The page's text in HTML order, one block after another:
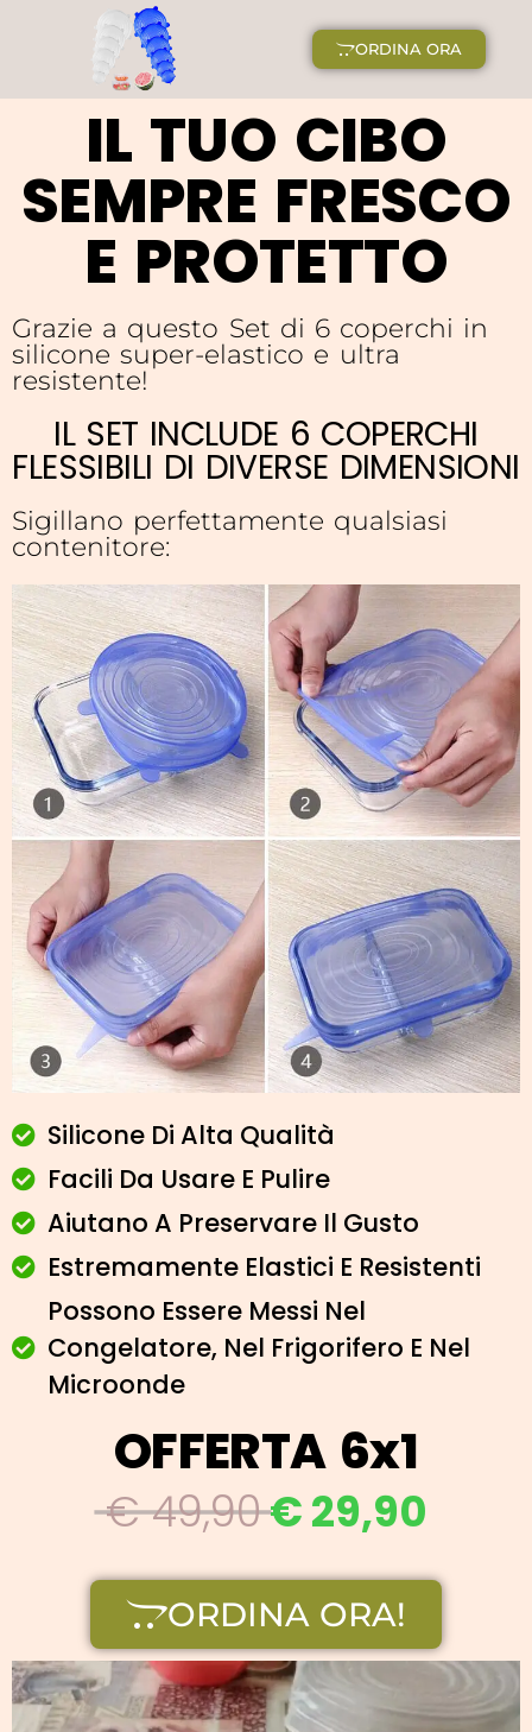
ORDINA ORA
IL TUO CIBO
SEMPRE FRESCO
E PROTETTO
Grazie a questo Set di 6 coperchi in
silicone super-elastico e ultra
resistente!
IL SET INCLUDE 6 COPERCHI
FLESSIBILI DI DIVERSE DIMENSIONI
Sigillano perfettamente qualsiasi
contenitore:
Silicone Di Alta Qualità
Facili Da Usare E Pulire
Aiutano A Preservare Il Gusto
Estremamente Elastici E Resistenti
Possono Essere Messi Nel
Congelatore, Nel Frigorifero E Nel
Microonde
OFFERTA 6x1
€ 49,90€ 29,90
ORDINA ORA!